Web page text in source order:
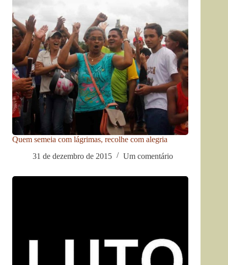
Quem semeia com lágrimas, recolhe com alegria
31 de dezembro de 2015
Um comentário